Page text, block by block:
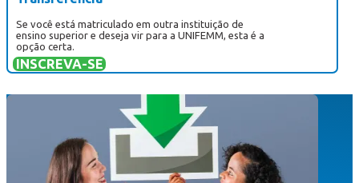
Se você está matriculado em outra instituição de
ensino superior e deseja vir para a UNIFEMM, esta é a
opção certa.
INSCREVA-SE